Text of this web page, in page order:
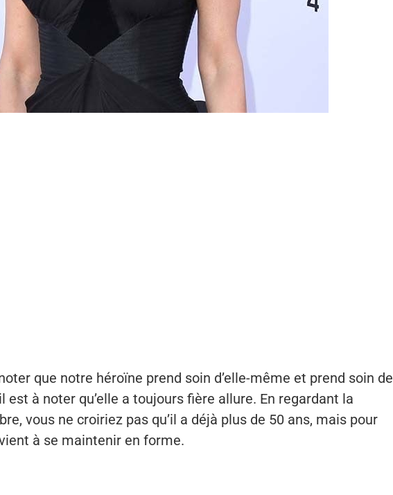
que notre héroïne prend soin d’elle-même et prend soin de
est à noter qu’elle a toujours fière allure. En regardant la
vous ne croiriez pas qu’il a déjà plus de 50 ans, mais pour
à se maintenir en forme.